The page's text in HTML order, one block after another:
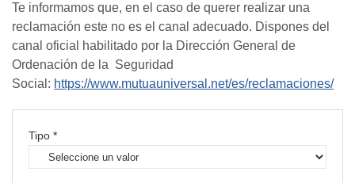
Te informamos que, en el caso de querer realizar una
reclamación este no es el canal adecuado. Dispones del
canal oficial habilitado por la Dirección General de
Ordenación de la Seguridad
Social: https://www.mutuauniversal.net/es/reclamaciones/
Tipo *